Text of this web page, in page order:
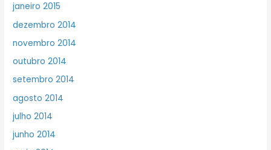
janeiro 2015
dezembro 2014
novembro 2014
outubro 2014
setembro 2014
agosto 2014
julho 2014
junho 2014